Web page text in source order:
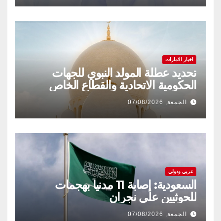
اخبار الامارات
تحديد عطلة المولد النبوي للجهات
الحكومية الاتحادية والقطاع الخاص
الجمعة, 07/08/2026
عربي ودولي
السعودية: إصابة 11 مدنياً بهجمات
للحوثيين على نجران
الجمعة, 07/08/2026